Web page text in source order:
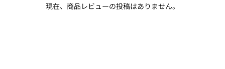
現在、商品レビューの投稿はありません。